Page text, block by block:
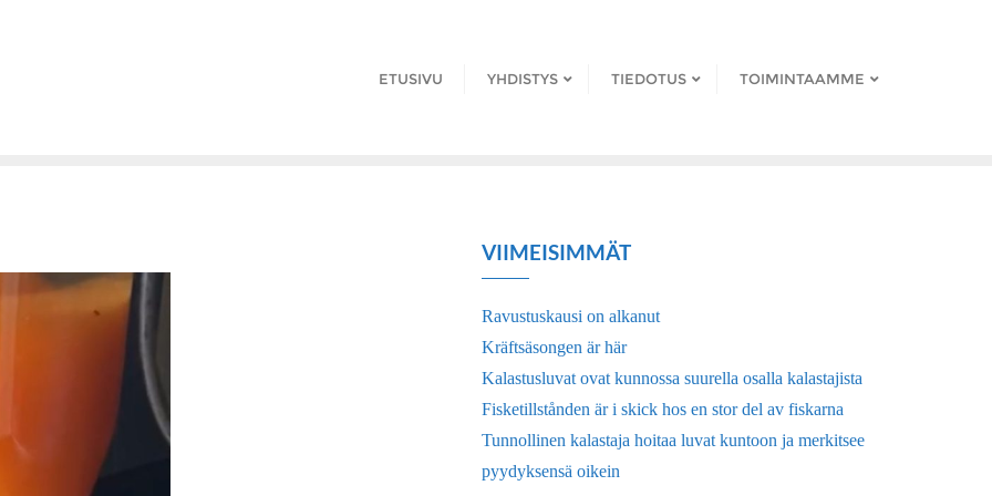
ETUSIVU YHDISTYS TIEDOTUS TOIMINTAAMME
VIIMEISIMMÄT
Ravustuskausi on alkanut
Kräftsäsongen är här
Kalastusluvat ovat kunnossa suurella osalla kalastajista
Fisketillstånden är i skick hos en stor del av fiskarna
Tunnollinen kalastaja hoitaa luvat kuntoon ja merkitsee
pyydyksensä oikein